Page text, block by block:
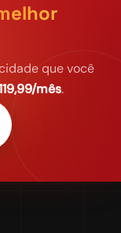
que você
mês.